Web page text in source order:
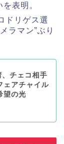
表明。
ドリゲス選
ラマン”ぶり
、チェコ相手
ェアチャイル
望の光